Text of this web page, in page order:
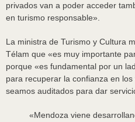
privados van a poder acceder
en turismo responsable».
La ministra de Turismo y Cultura
Télam que «es muy importante
porque «es fundamental por un
para recuperar la confianza en
seamos auditados para dar
«Mendoza viene